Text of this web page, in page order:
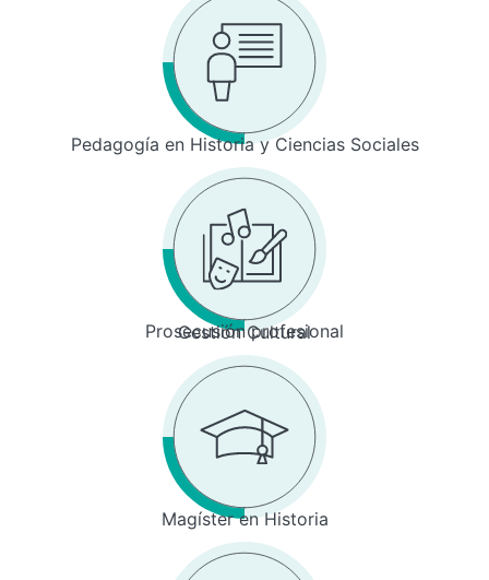
Pedagogía en Historia y Ciencias Sociales
Prosecusión profesional
Gestión Cultural
Magíster en Historia